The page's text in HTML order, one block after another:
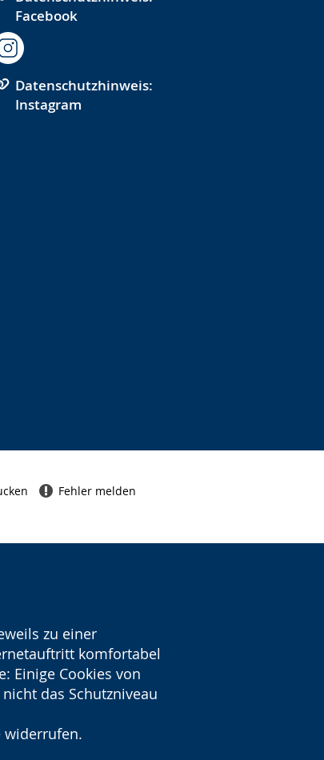
zu einer
komfortabel
Einige Cookies von
das Schutzniveau
widerrufen.
Facebook
Datenschutzhinweis:
Instagram
Fehler melden